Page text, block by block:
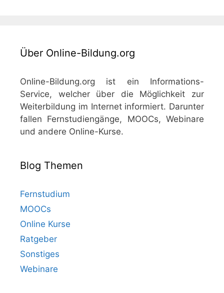
Über Online-Bildung.org
Online-Bildung.org ist ein Informations-
Service, welcher über die Möglichkeit zur
Weiterbildung im Internet informiert. Darunter
fallen Fernstudiengänge, MOOCs, Webinare
und andere Online-Kurse.
Blog Themen
Fernstudium
MOOCs
Online Kurse
Ratgeber
Sonstiges
Webinare